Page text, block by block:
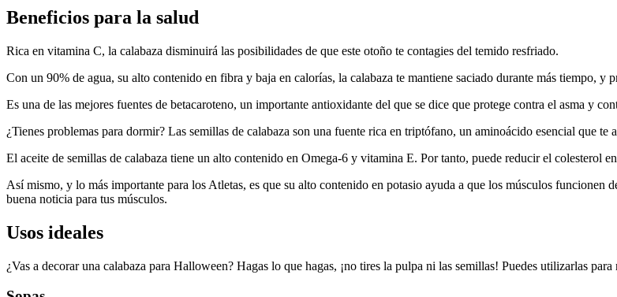
Beneficios para la salud
Rica en vitamina C, la calabaza disminuirá las posibilidades de que este otoño te contagies del temido resfriado.
Con un 90% de agua, su alto contenido en fibra y baja en calorías, la calabaza te mantiene saciado durante más tiempo, y
Es una de las mejores fuentes de betacaroteno, un importante antioxidante del que se dice que protege contra el asma y
¿Tienes problemas para dormir? Las semillas de calabaza son una fuente rica en triptófano, un aminoácido esencial que te
El aceite de semillas de calabaza tiene un alto contenido en Omega-6 y vitamina E. Por tanto, puede reducir el colesterol
Así mismo, y lo más importante para los Atletas, es que su alto contenido en potasio ayuda a que los músculos funcionen
buena noticia para tus músculos.
Usos ideales
¿Vas a decorar una calabaza para Halloween? Hagas lo que hagas, ¡no tires la pulpa ni las semillas! Puedes utilizarlas para